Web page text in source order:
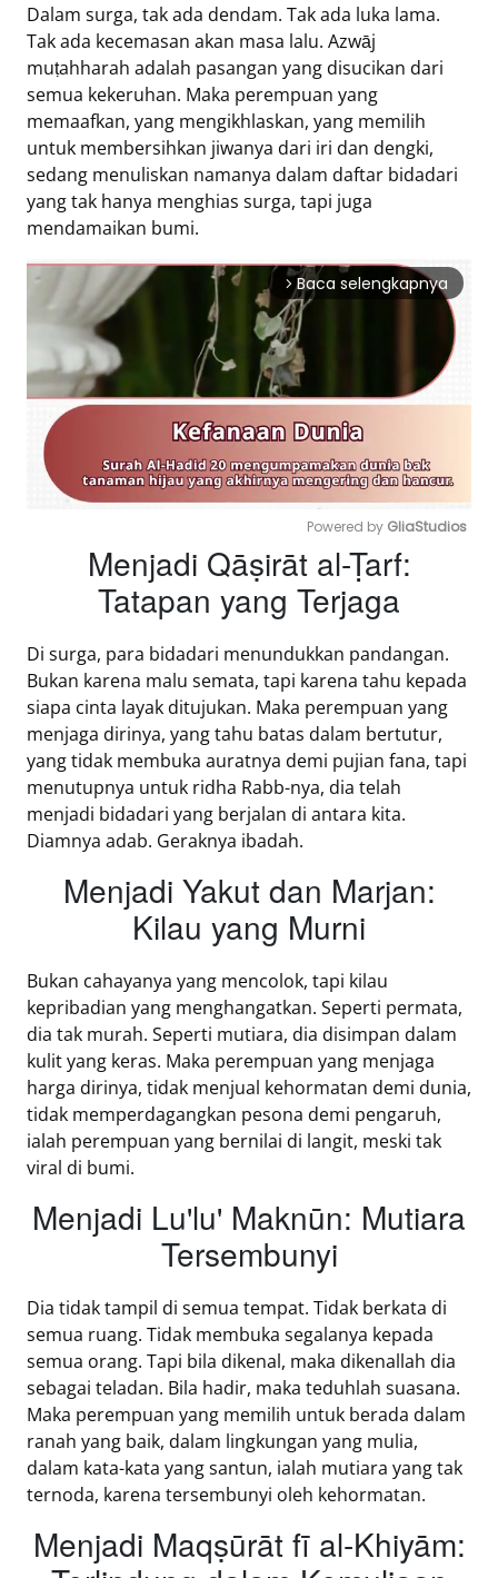
Dalam surga, tak ada dendam. Tak ada luka lama.
Tak ada kecemasan akan masa lalu. Azwāj
muṭahharah adalah pasangan yang disucikan dari
semua kekeruhan. Maka perempuan yang
memaafkan, yang mengikhlaskan, yang memilih
untuk membersihkan jiwanya dari iri dan dengki,
sedang menuliskan namanya dalam daftar bidadari
yang tak hanya menghias surga, tapi juga
mendamaikan bumi.
arrow_forward_ios Baca selengkapnya
Mute
Powered by GliaStudios
Menjadi Qāṣirāt al-Ṭarf:
Tatapan yang Terjaga
Di surga, para bidadari menundukkan pandangan.
Bukan karena malu semata, tapi karena tahu kepada
siapa cinta layak ditujukan. Maka perempuan yang
menjaga dirinya, yang tahu batas dalam bertutur,
yang tidak membuka auratnya demi pujian fana, tapi
menutupnya untuk ridha Rabb-nya, dia telah
menjadi bidadari yang berjalan di antara kita.
Diamnya adab. Geraknya ibadah.
Menjadi Yakut dan Marjan:
Kilau yang Murni
Bukan cahayanya yang mencolok, tapi kilau
kepribadian yang menghangatkan. Seperti permata,
dia tak murah. Seperti mutiara, dia disimpan dalam
kulit yang keras. Maka perempuan yang menjaga
harga dirinya, tidak menjual kehormatan demi dunia,
tidak memperdagangkan pesona demi pengaruh,
ialah perempuan yang bernilai di langit, meski tak
viral di bumi.
Menjadi Lu'lu' Maknūn: Mutiara
Tersembunyi
Dia tidak tampil di semua tempat. Tidak berkata di
semua ruang. Tidak membuka segalanya kepada
semua orang. Tapi bila dikenal, maka dikenallah dia
sebagai teladan. Bila hadir, maka teduhlah suasana.
Maka perempuan yang memilih untuk berada dalam
ranah yang baik, dalam lingkungan yang mulia,
dalam kata-kata yang santun, ialah mutiara yang tak
ternoda, karena tersembunyi oleh kehormatan.
Menjadi Maqṣūrāt fī al-Khiyām: